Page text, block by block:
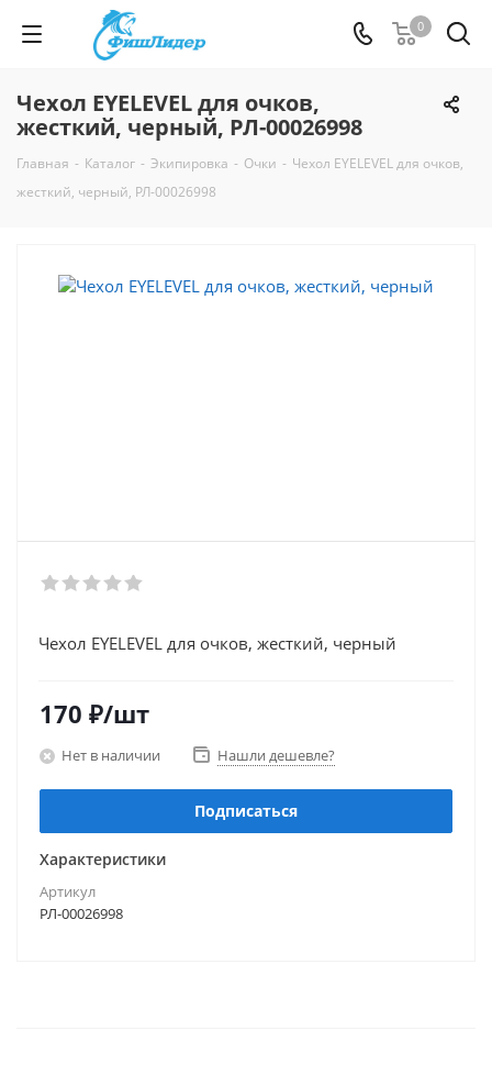
0
Чехол EYELEVEL для очков,
жесткий, черный, РЛ-00026998
Главная - Каталог - Экипировка - Очки - Чехол EYELEVEL для очков,
жесткий, черный, РЛ-00026998
Чехол EYELEVEL для очков, жесткий, черный
170 ₽/шт
Нет в наличии Нашли дешевле?
Подписаться
Характеристики
Артикул
РЛ-00026998